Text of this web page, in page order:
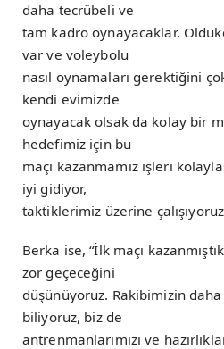
daha tecrübeli ve
tam kadro oynayacaklar.
var ve voleybolu
nasıl oynamaları gerektiğini
kendi evimizde
oynayacak olsak da kolay bir
hedefimiz için bu
maçı kazanmamız işleri
iyi gidiyor,
taktiklerimiz üzerine
Berka ise, “İlk maçı
zor geçeceğini
düşünüyoruz. Rakibimizin daha
biliyoruz, biz de
antrenmanlarımızı ve